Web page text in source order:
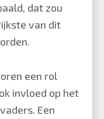
dat zou
van dit
een rol
invloed op het
Een